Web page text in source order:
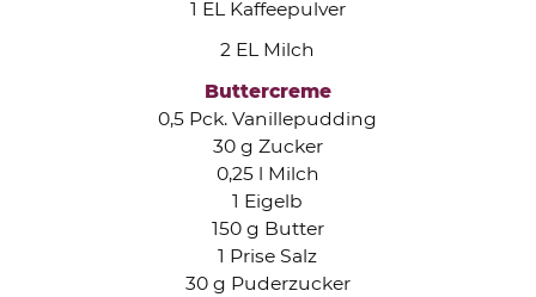
1 EL Kaffeepulver
2 EL Milch
Buttercreme
0,5 Pck. Vanillepudding
30 g Zucker
0,25 l Milch
1 Eigelb
150 g Butter
1 Prise Salz
30 g Puderzucker